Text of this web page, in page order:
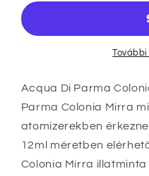
Acqua Di Parma
Parma Colonia Mirra
atomizerekben
12ml méretben
Colonia Mirra